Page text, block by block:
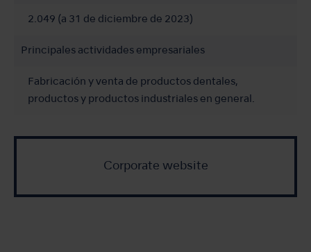
2.049 (a 31 de diciembre de 2023)
Principales actividades empresariales
Fabricación y venta de productos dentales,
productos y productos industriales en general.
Corporate website